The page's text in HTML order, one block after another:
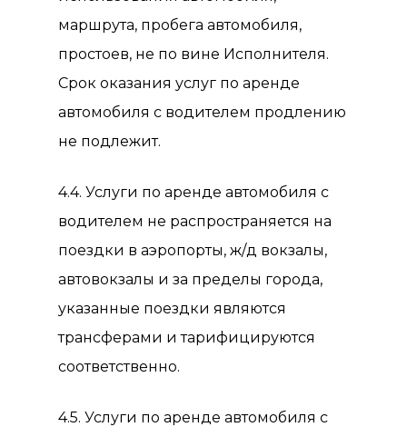
маршрута, пробега автомобиля,
простоев, не по вине Исполнителя.
Срок оказания услуг по аренде
автомобиля с водителем продлению
не подлежит.
4.4. Услуги по аренде автомобиля с
водителем не распространяется на
поездки в аэропорты, ж/д вокзалы,
автовокзалы и за пределы города,
указанные поездки являются
трансферами и тарифицируются
соответственно.
4.5. Услуги по аренде автомобиля с